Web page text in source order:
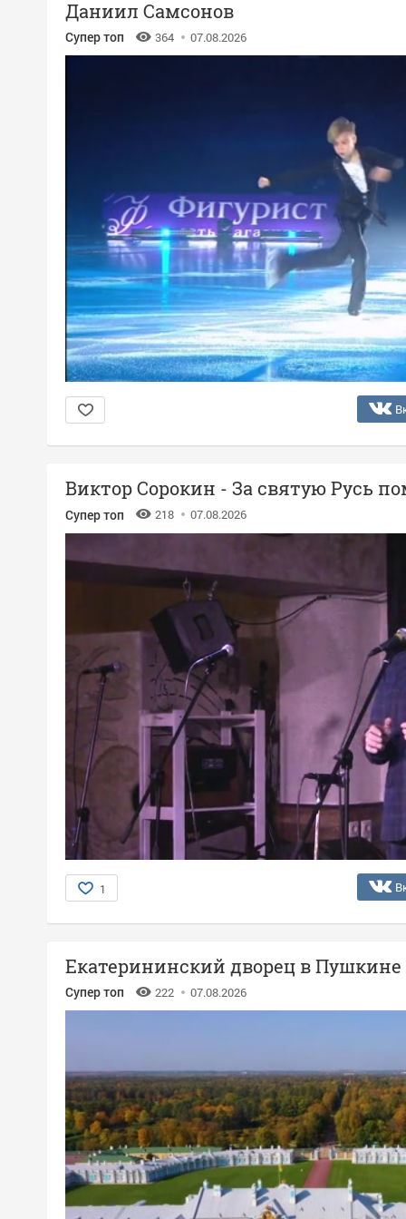
Даниил Самсонов
Супер топ 364 07.08.2026
Виктор Сорокин - За святую Русь
Супер топ 218 07.08.2026
1
Екатерининский дворец в Пушкине
Супер топ 222 07.08.2026